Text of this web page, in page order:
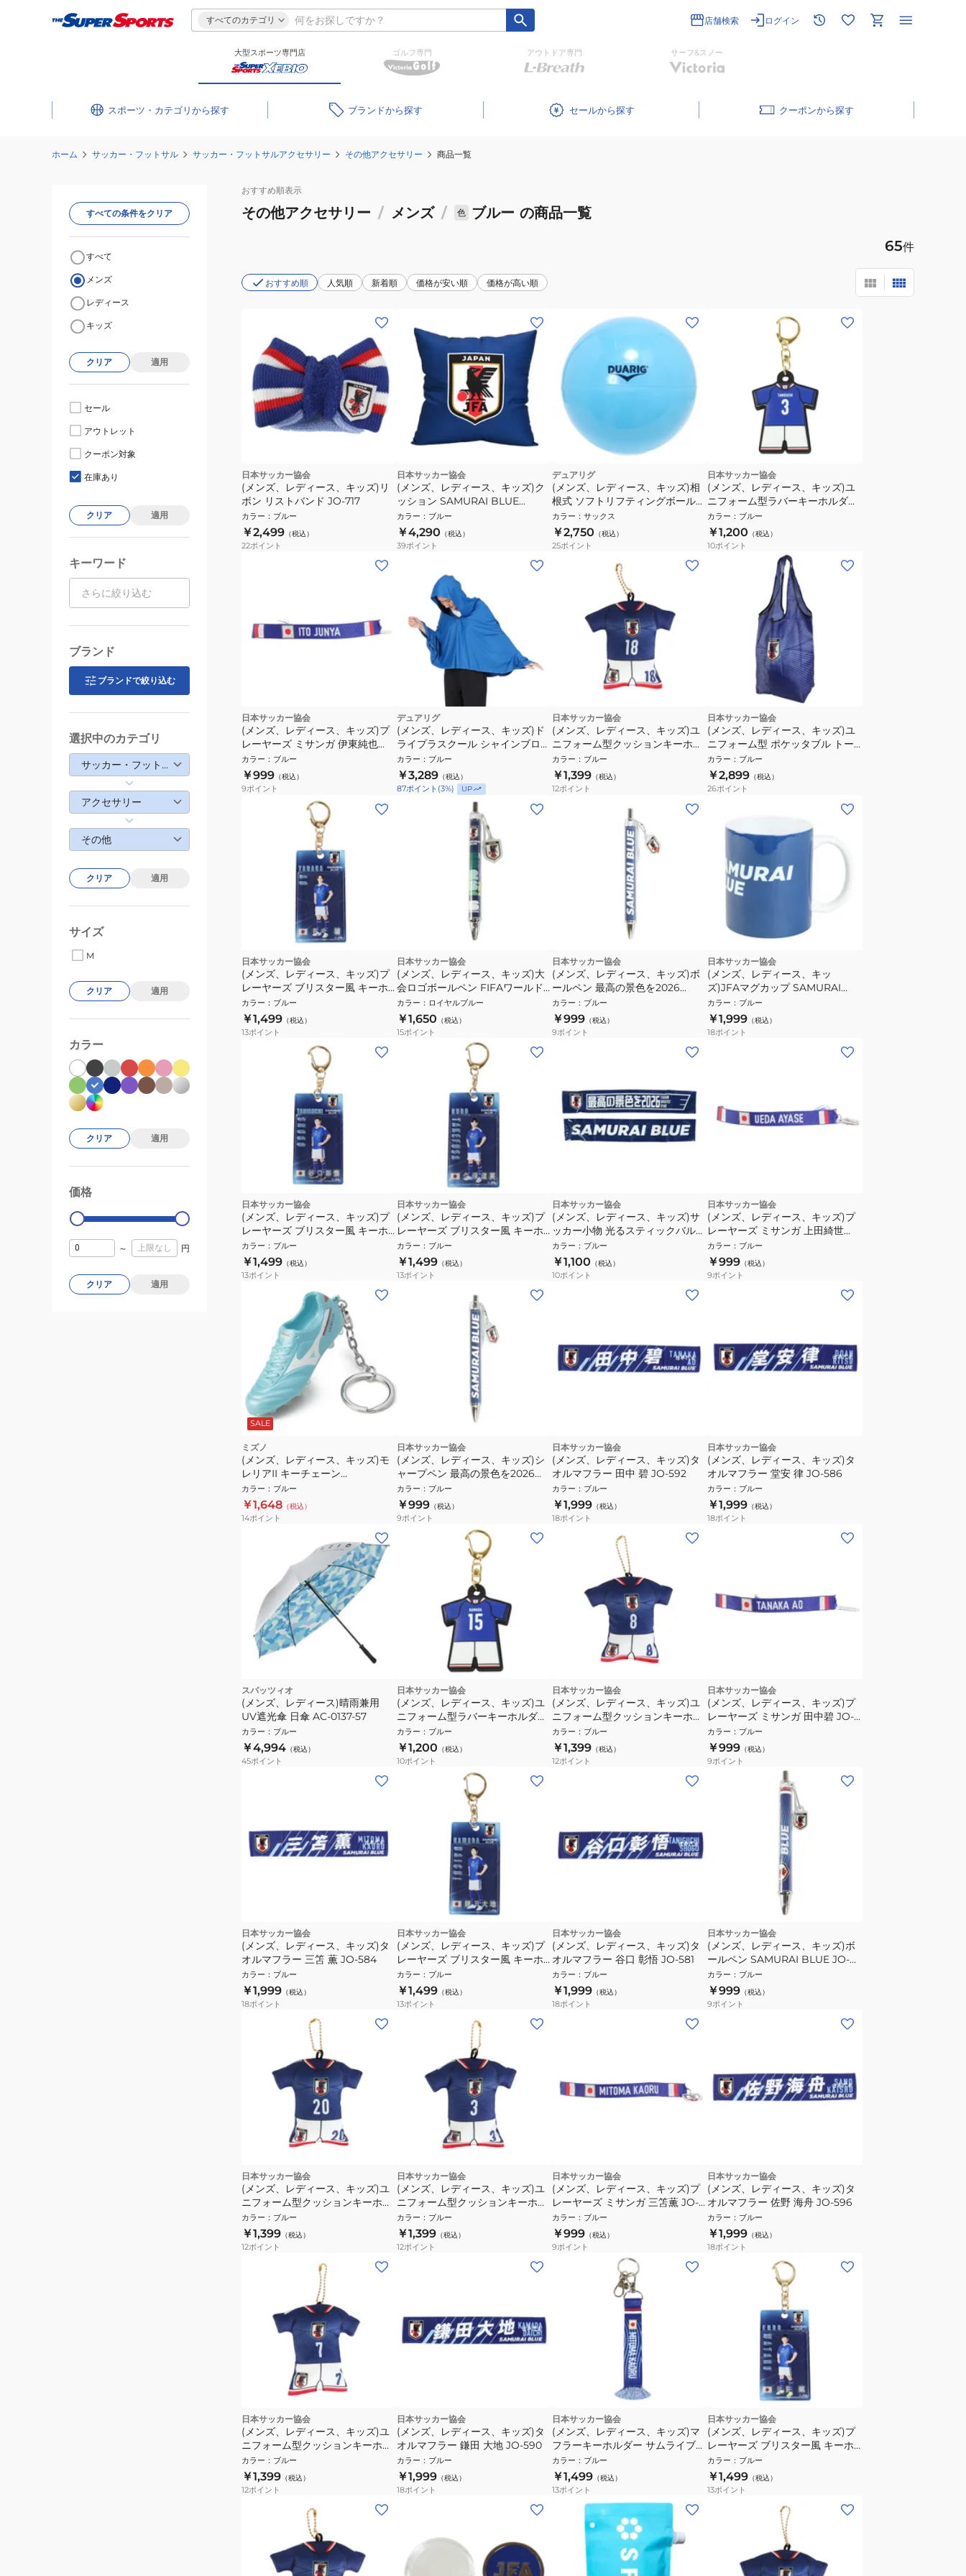
すべてのカテゴリ 店舗検索 ログイン
大型スポーツ専門店 ゴルフ専門 アウトドア専門 サーフ&スノー
スポーツ・カテゴリ ブランド セール クーポン
ホーム サッカー・フットサル サッカー・フットサルアクセサリー その他アクセサリー 商品一覧
おすすめ順表示
その他アクセサリー / メンズ / 色 ブルー の商品一覧
65件
おすすめ順 人気順 新着順 価格が安い順 価格が高い順
日本サッカー協会
(メンズ、レディース、キッズ)リ
ボン リストバンド JO-717
カラー ： ブルー
￥2,499 （税込）
22ポイント
日本サッカー協会
(メンズ、レディース、キッズ)ク
ッション SAMURAI BLUE
STADIUM LINE JO-446
カラー ： ブルー
￥4,290 （税込）
39ポイント
デュアリグ
(メンズ、レディース、キッズ)相
根式 ソフトリフティングボール
5S0001-SCAC-750ZK SAX
カラー ： サックス
￥2,750 （税込）
25ポイント
日本サッカー協会
(メンズ、レディース、キッズ)ユ
ニフォーム型ラバーキーホルダー
谷口 彰悟 2026(SAMURAI
BLUE) JO-538-3
カラー ： ブルー
￥1,200 （税込）
10ポイント
日本サッカー協会
(メンズ、レディース、キッズ)プ
レーヤーズ ミサンガ 伊東純也
JO-798
カラー ： ブルー
￥999 （税込）
9ポイント
デュアリグ
(メンズ、レディース、キッズ)ド
ライプラスクール シャインブロッ
ク クーリング ポンチョ 熱中症対
策 6S0023-SCAC-750ES BLU
カラー ： ブルー
￥3,289 （税込）
87ポイント (3%) UP
日本サッカー協会
(メンズ、レディース、キッズ)ユ
ニフォーム型クッションキーホル
ダー SAMURAI BLUE STADIUM
LINE 上田 綺世 JO-539-18
カラー ： ブルー
￥1,399 （税込）
12ポイント
日本サッカー協会
(メンズ、レディース、キッズ)ユ
ニフォーム型 ポケッタブル トー
トバッグ JO-709
カラー ： ブルー
￥2,899 （税込）
26ポイント
日本サッカー協会
(メンズ、レディース、キッズ)プ
レーヤーズ ブリスター風 キーホ
ルダー 田中碧 JO-696
カラー ： ブルー
￥1,499 （税込）
13ポイント
日本サッカー協会
(メンズ、レディース、キッズ)大
会ロゴボールペン FIFAワールド
カップ2026 JF-006
カラー ： ロイヤルブルー
￥1,650 （税込）
15ポイント
日本サッカー協会
(メンズ、レディース、キッズ)ボ
ールペン 最高の景色を2026
STADIUM LINE JO-602-B
カラー ： ブルー
￥999 （税込）
9ポイント
日本サッカー協会
(メンズ、レディース、キッ
ズ)JFAマグカップ SAMURAI
BLUE STADIUM LINE ブルー
JO-449
カラー ： ブルー
￥1,999 （税込）
18ポイント
日本サッカー協会
(メンズ、レディース、キッズ)プ
レーヤーズ ブリスター風 キーホ
ルダー 谷口彰悟 JO-687
カラー ： ブルー
￥1,499 （税込）
13ポイント
日本サッカー協会
(メンズ、レディース、キッズ)プ
レーヤーズ ブリスター風 キーホ
ルダー 久保建英 JO-699
カラー ： ブルー
￥1,499 （税込）
13ポイント
日本サッカー協会
(メンズ、レディース、キッズ)サ
ッカー小物 光るスティックバルー
ン 最高の景色を2026 STADIUM
LINE JO-545
カラー ： ブルー
￥1,100 （税込）
10ポイント
日本サッカー協会
(メンズ、レディース、キッズ)プ
レーヤーズ ミサンガ 上田綺世
JO-802
カラー ： ブルー
￥999 （税込）
9ポイント
SALE
ミズノ
(メンズ、レディース、キッズ)モ
レリアII キーチェーン
P1GZ237025
カラー ： ブルー
￥1,648 （税込）
14ポイント
日本サッカー協会
(メンズ、レディース、キッズ)シ
ャープペン 最高の景色を2026
STADIUM LINE JO-602-S
カラー ： ブルー
￥999 （税込）
9ポイント
日本サッカー協会
(メンズ、レディース、キッズ)タ
オルマフラー 田中 碧 JO-592
カラー ： ブルー
￥1,999 （税込）
18ポイント
日本サッカー協会
(メンズ、レディース、キッズ)タ
オルマフラー 堂安 律 JO-586
カラー ： ブルー
￥1,999 （税込）
18ポイント
スパッツィオ
(メンズ、レディース)晴雨兼用
UV遮光傘 日傘 AC-0137-57
カラー ： ブルー
￥4,994 （税込）
45ポイント
日本サッカー協会
(メンズ、レディース、キッズ)ユ
ニフォーム型ラバーキーホルダー
鎌田 大地 2026(SAMURAI
BLUE) JO-538-15
カラー ： ブルー
￥1,200 （税込）
10ポイント
日本サッカー協会
(メンズ、レディース、キッズ)ユ
ニフォーム型クッションキーホル
ダー SAMURAI BLUE STADIUM
LINE 南野 拓実 JO-539-8
カラー ： ブルー
￥1,399 （税込）
12ポイント
日本サッカー協会
(メンズ、レディース、キッズ)プ
レーヤーズ ミサンガ 田中碧 JO-
801
カラー ： ブルー
￥999 （税込）
9ポイント
日本サッカー協会
(メンズ、レディース、キッズ)タ
オルマフラー 三笘 薫 JO-584
カラー ： ブルー
￥1,999 （税込）
18ポイント
日本サッカー協会
(メンズ、レディース、キッズ)プ
レーヤーズ ブリスター風 キーホ
ルダー 鎌田大地 JO-695
カラー ： ブルー
￥1,499 （税込）
13ポイント
日本サッカー協会
(メンズ、レディース、キッズ)タ
オルマフラー 谷口 彰悟 JO-581
カラー ： ブルー
￥1,999 （税込）
18ポイント
日本サッカー協会
(メンズ、レディース、キッズ)ボ
ールペン SAMURAI BLUE JO-
829-B
カラー ： ブルー
￥999 （税込）
9ポイント
日本サッカー協会
(メンズ、レディース、キッズ)ユ
ニフォーム型クッションキーホル
ダー SAMURAI BLUE STADIUM
LINE 久保 建英 JO-539-20
カラー ： ブルー
￥1,399 （税込）
12ポイント
日本サッカー協会
(メンズ、レディース、キッズ)ユ
ニフォーム型クッションキーホル
ダー SAMURAI BLUE STADIUM
LINE 谷口 彰悟 JO-539-3
カラー ： ブルー
￥1,399 （税込）
12ポイント
日本サッカー協会
(メンズ、レディース、キッズ)プ
レーヤーズ ミサンガ 三笘薫 JO-
793
カラー ： ブルー
￥999 （税込）
9ポイント
日本サッカー協会
(メンズ、レディース、キッズ)タ
オルマフラー 佐野 海舟 JO-596
カラー ： ブルー
￥1,999 （税込）
18ポイント
日本サッカー協会
(メンズ、レディース、キッズ)ユ
ニフォーム型クッションキーホル
ダー SAMURAI BLUE STADIUM
LINE 三苫 薫 JO-539-7
カラー ： ブルー
￥1,399 （税込）
12ポイント
日本サッカー協会
(メンズ、レディース、キッズ)タ
オルマフラー 鎌田 大地 JO-590
カラー ： ブルー
￥1,999 （税込）
18ポイント
日本サッカー協会
(メンズ、レディース、キッズ)マ
フラーキーホルダー サムライブル
ー 三苫薫 JO-669
カラー ： ブルー
￥1,499 （税込）
13ポイント
日本サッカー協会
(メンズ、レディース、キッズ)プ
レーヤーズ ブリスター風 キーホ
ルダー 遠藤航 JO-690
カラー ： ブルー
￥1,499 （税込）
13ポイント
すべての条件をクリア
すべて
メンズ
レディース
キッズ
クリア 適用
セール
アウトレット
クーポン対象
在庫あり
クリア 適用
キーワード
ブランド
ブランドで絞り込む
選択中のカテゴリ
サッカー・フットサル
アクセサリー
その他
クリア 適用
サイズ
M
クリア 適用
カラー
クリア 適用
価格
0
～ 円
クリア 適用